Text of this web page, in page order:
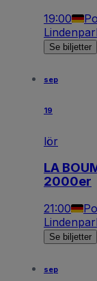
19:00
Se biljetter
sep
19
lör
LA
2000er
21:00
Se biljetter
sep